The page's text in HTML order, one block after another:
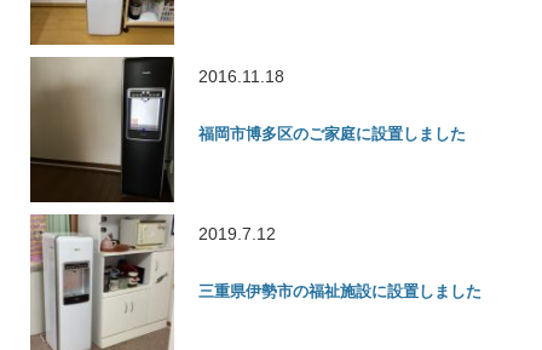
2016.11.18
福岡市博多区のご家庭に設置しました
2019.7.12
三重県伊勢市の福祉施設に設置しました